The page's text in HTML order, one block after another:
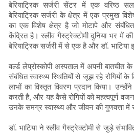
बेरियाट्रिक सर्जरी सेंटर में एक वरिष्ठ
बेरियाट्रिक सर्जरी के क्षेत्र में एक प्रमुख
का एक विशेष क्षेत्र है जो मोटापे और
केंद्रित है। स्लीव गैस्ट्रेक्टोमी दुनिया भर में
बेरियाट्रिक सर्जरी में से एक है और डॉ.
वर्ल्ड लेप्रोस्कोपी अस्पताल में अपनी बातचीत
संबंधित स्वास्थ्य स्थितियों से जूझ रहे रोगियों
लाभों का विस्तृत विवरण प्रदान किया।
करती है, और यह कैसे रोगियों को महत्वपूर्ण
उनके समग्र स्वास्थ्य और जीवन की गुणवत्ता में
डॉ. भाटिया ने स्लीव गैस्ट्रेक्टोमी से जुड़े